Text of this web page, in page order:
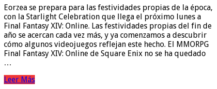
Eorzea se prepara para las festividades propias de la época,
con la Starlight Celebration que llega el próximo lunes a
Final Fantasy XIV: Online. Las festividades propias del fin de
año se acercan cada vez más, y ya comenzamos a descubrir
cómo algunos videojuegos reflejan este hecho. El MMORPG
Final Fantasy XIV: Online de Square Enix no se ha quedado
…
Leer Más